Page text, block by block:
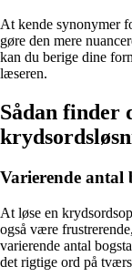
At kende synonymer
gøre den mere
kan du berige dine
læseren.
Sådan finder
Varierende antal
At løse en
også være
varierende antal
det rigtige ord på